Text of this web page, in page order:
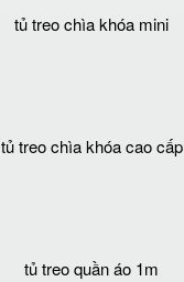
tủ treo chìa khóa mini
tủ treo chìa khóa cao cấp
tủ treo quần áo 1m